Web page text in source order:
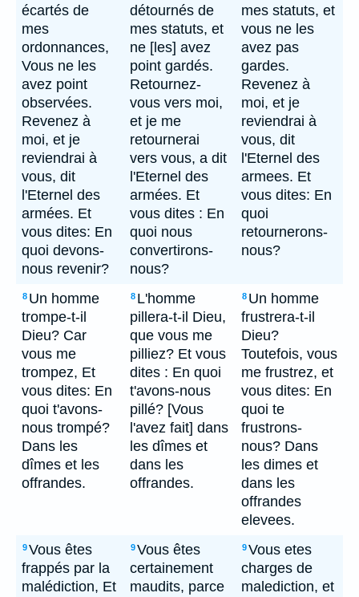
écartés de
mes
ordonnances,
Vous ne les
avez point
observées.
Revenez à
moi, et je
reviendrai à
vous, dit
l'Eternel des
armées. Et
vous dites: En
quoi devons-
nous revenir?
détournés de
mes statuts, et
ne [les] avez
point gardés.
Retournez-
vous vers moi,
et je me
retournerai
vers vous, a dit
l'Eternel des
armées. Et
vous dites : En
quoi nous
convertirons-
nous?
mes statuts, et
vous ne les
avez pas
gardes.
Revenez à
moi, et je
reviendrai à
vous, dit
l'Eternel des
armees. Et
vous dites: En
quoi
retournerons-
nous?
8 Un homme
trompe-t-il
Dieu? Car
vous me
trompez, Et
vous dites: En
quoi t'avons-
nous trompé?
Dans les
dîmes et les
offrandes.
8 L'homme
pillera-t-il Dieu,
que vous me
pilliez? Et vous
dites : En quoi
t'avons-nous
pillé? [Vous
l'avez fait] dans
les dîmes et
dans les
offrandes.
8 Un homme
frustrera-t-il
Dieu?
Toutefois, vous
me frustrez, et
vous dites: En
quoi te
frustrons-
nous? Dans
les dimes et
dans les
offrandes
elevees.
9Vous êtes
frappés par la
malédiction, Et
9Vous êtes
certainement
maudits, parce
9Vous etes
charges de
malediction, et